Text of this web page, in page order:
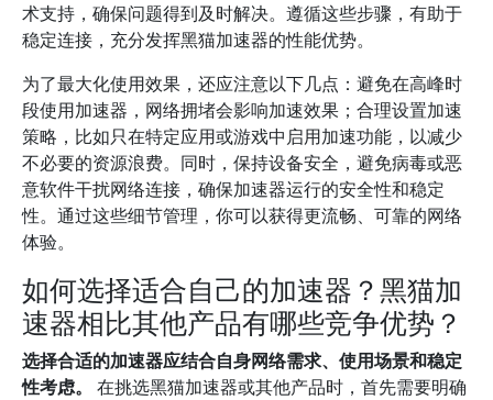
术支持，确保问题得到及时解决。遵循这些步骤，有助于
稳定连接，充分发挥黑猫加速器的性能优势。
为了最大化使用效果，还应注意以下几点：避免在高峰时
段使用加速器，网络拥堵会影响加速效果；合理设置加速
策略，比如只在特定应用或游戏中启用加速功能，以减少
不必要的资源浪费。同时，保持设备安全，避免病毒或恶
意软件干扰网络连接，确保加速器运行的安全性和稳定
性。通过这些细节管理，你可以获得更流畅、可靠的网络
体验。
如何选择适合自己的加速器？黑猫加
速器相比其他产品有哪些竞争优势？
选择合适的加速器应结合自身网络需求、使用场景和稳定
性考虑。
在挑选黑猫加速器或其他产品时，首先需要明确